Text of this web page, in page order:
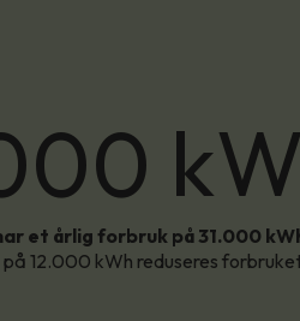
et årlig forbruk på 31.000
på 12.000 kWh reduseres